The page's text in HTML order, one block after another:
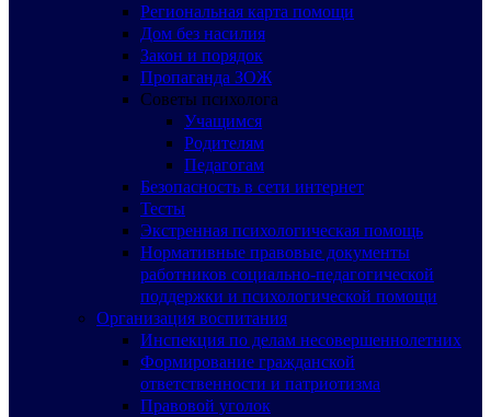
Региональная карта помощи
Дом без насилия
Закон и порядок
Пропаганда ЗОЖ
Советы психолога
Учащимся
Родителям
Педагогам
Безопасность в сети интернет
Тесты
Экстренная психологическая помощь
Нормативные правовые документы
работников социально-педагогической
поддержки и психологической помощи
Организация воспитания
Инспекция по делам несовершеннолетних
Формирование гражданской
ответственности и патриотизма
Правовой уголок